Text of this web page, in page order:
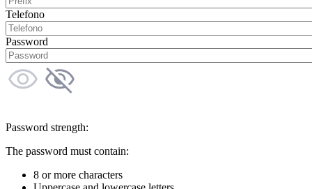
Telefono
Password
Password strength:
The password must contain:
8 or more characters